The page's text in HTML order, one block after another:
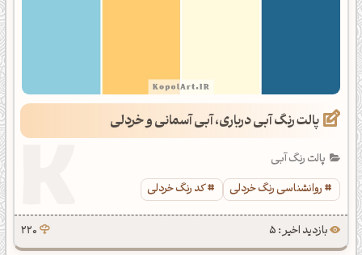
پالت رنگ آبی درباری، آبی آسمانی و خردلی
پالت رنگ آبی
روانشناسی رنگ خردلی
کد رنگ خردلی
بازدید اخیر : 5 220